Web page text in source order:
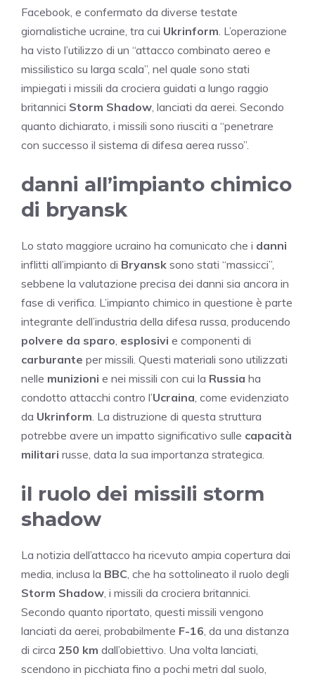
Facebook, e confermato da diverse testate
giornalistiche ucraine, tra cui Ukrinform. L’operazione
ha visto l’utilizzo di un “attacco combinato aereo e
missilistico su larga scala”, nel quale sono stati
impiegati i missili da crociera guidati a lungo raggio
britannici Storm Shadow, lanciati da aerei. Secondo
quanto dichiarato, i missili sono riusciti a “penetrare
con successo il sistema di difesa aerea russo”.
danni all’impianto chimico
di bryansk
Lo stato maggiore ucraino ha comunicato che i danni
inflitti all’impianto di Bryansk sono stati “massicci”,
sebbene la valutazione precisa dei danni sia ancora in
fase di verifica. L’impianto chimico in questione è parte
integrante dell’industria della difesa russa, producendo
polvere da sparo, esplosivi e componenti di
carburante per missili. Questi materiali sono utilizzati
nelle munizioni e nei missili con cui la Russia ha
condotto attacchi contro l’Ucraina, come evidenziato
da Ukrinform. La distruzione di questa struttura
potrebbe avere un impatto significativo sulle capacità
militari russe, data la sua importanza strategica.
il ruolo dei missili storm
shadow
La notizia dell’attacco ha ricevuto ampia copertura dai
media, inclusa la BBC, che ha sottolineato il ruolo degli
Storm Shadow, i missili da crociera britannici.
Secondo quanto riportato, questi missili vengono
lanciati da aerei, probabilmente F-16, da una distanza
di circa 250 km dall’obiettivo. Una volta lanciati,
scendono in picchiata fino a pochi metri dal suolo,